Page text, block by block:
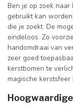
Ben je op zoek
gebruikt kan
die je zoekt. De
eindeloos. Zo
handomdraai van
zeer goed
kerstbomen te
magische kerstsfeer